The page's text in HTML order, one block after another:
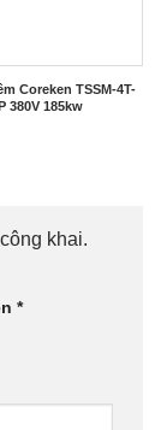
Coreken TSSM-4T-
380V 185kw
khai.
*